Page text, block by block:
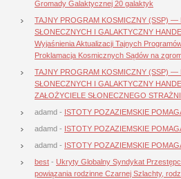
Gromady Galaktycznej 20 galaktyk
TAJNY PROGRAM KOSMICZNY (SSP) —
SŁONECZNYCH I GALAKTYCZNY
Wyjaśnienia Aktualizacji Tajnych
Proklamacja Kosmicznych Sądów na
TAJNY PROGRAM KOSMICZNY (SSP) —
SŁONECZNYCH I GALAKTYCZNY
ZAŁOŻYCIELE SŁONECZNEGO
adamd - ISTOTY POZAZIEMSKIE
adamd - ISTOTY POZAZIEMSKIE
adamd - ISTOTY POZAZIEMSKIE
best - Ukryty Globalny Syndykat
powiązania rodzinne Czarnej Szlachty,